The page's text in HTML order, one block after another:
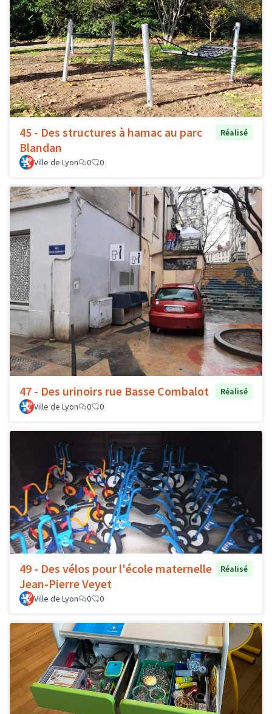
45 - Des structures à hamac au parc
Blandan
Réalisé
Ville de Lyon 0 0
47 - Des urinoirs rue Basse Combalot
Réalisé
Ville de Lyon
0 0
49 - Des vélos pour l'école maternelle
Jean-Pierre Veyet
Réalisé
Ville de Lyon 0 0